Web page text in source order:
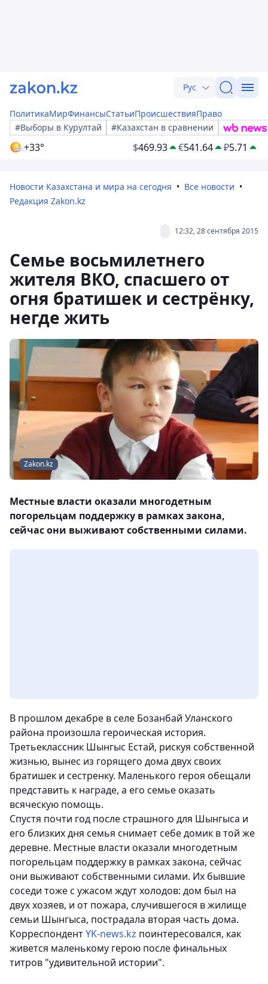
Рус
ПолитикаМирФинансыСтатьиПроисшествияПраво
#Выборы в Курултай
#Казахстан в сравнении
+33° $469.93 €541.64 ₽5.71
Новости Казахстана и мира на сегодня
Все новости
Редакция Zakon.kz
12:32, 28 сентября 2015
Семье восьмилетнего
жителя ВКО, спасшего от
огня братишек и сестрёнку,
негде жить
Zakon.kz
Местные власти оказали многодетным
погорельцам поддержку в рамках закона,
сейчас они выживают собственными силами.
В прошлом декабре в селе Бозанбай Уланского
района произошла героическая история.
Третьеклассник Шынгыс Естай, рискуя собственной
жизнью, вынес из горящего дома двух своих
братишек и сестренку. Маленького героя обещали
представить к награде, а его семье оказать
всяческую помощь.
Спустя почти год после страшного для Шынгыса и
его близких дня семья снимает себе домик в той же
деревне. Местные власти оказали многодетным
погорельцам поддержку в рамках закона, сейчас
они выживают собственными силами. Их бывшие
соседи тоже с ужасом ждут холодов: дом был на
двух хозяев, и от пожара, случившегося в жилище
семьи Шынгыса, пострадала вторая часть дома.
КорреспондентYK-news.kz поинтересовался, как
живется маленькому герою после финальных
титров "удивительной истории".